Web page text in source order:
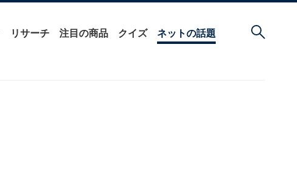
リサーチ 注目の商品 クイズ ネットの話題